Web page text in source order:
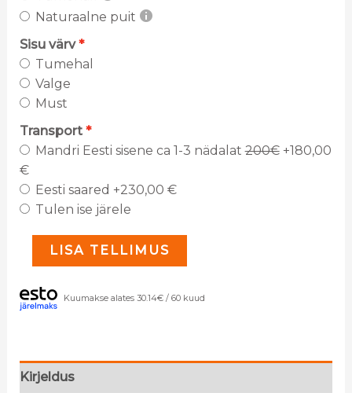
Naturaalne puit
Sisu värv
Tumehal
Valge
Must
Transport
Mandri Eesti sisene ca 1-3 nädalat200€ +180,00
€
Eesti saared +230,00 €
Tulen ise järele
LISA TELLIMUS
Kuumakse alates 30.14€ / 60 kuud
Kirjeldus